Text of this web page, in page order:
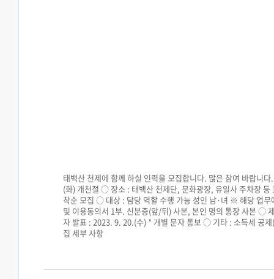
태백산 천제에 함께 하실 인력을 모집합니다. 많은 참여 바랍
(화) 개천절 ○ 장소 : 태백산 천제단, 문화광장, 유일사 주차장
착순 모집 ○ 대상 : 담당 역할 수행 가능 성인 남·녀 ※ 해당 업
및 이용동의서 1부. 신분증(앞/뒤) 사본, 본인 명의 통장 사본
자 발표 : 2023. 9. 20.(수) * 개별 문자 통보 ○ 기타 : 소득세 공
집 세부 사항